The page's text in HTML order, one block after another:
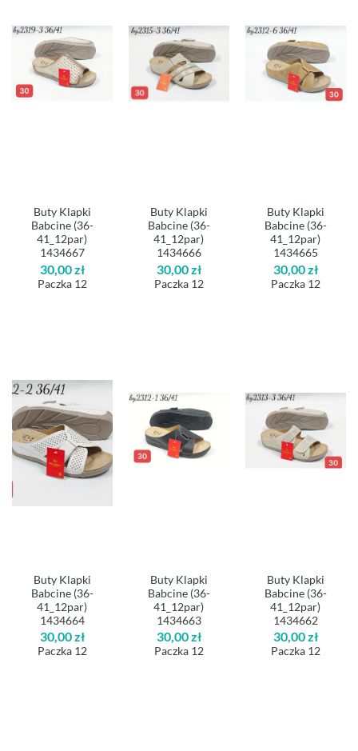
Buty Klapki
Babcine (36-
41_12par)
1434667
30,00zł
Paczka 12
Buty Klapki
Babcine (36-
41_12par)
1434666
30,00zł
Paczka 12
Buty Klapki
Babcine (36-
41_12par)
1434665
30,00zł
Paczka 12
Buty Klapki
Babcine (36-
41_12par)
1434664
30,00zł
Paczka 12
Buty Klapki
Babcine (36-
41_12par)
1434663
30,00zł
Paczka 12
Buty Klapki
Babcine (36-
41_12par)
1434662
30,00zł
Paczka 12